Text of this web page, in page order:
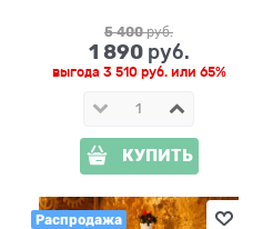
5 400 руб.
1 890 руб.
выгода 3 510 руб.или 65%
КУПИТЬ
Распродажа